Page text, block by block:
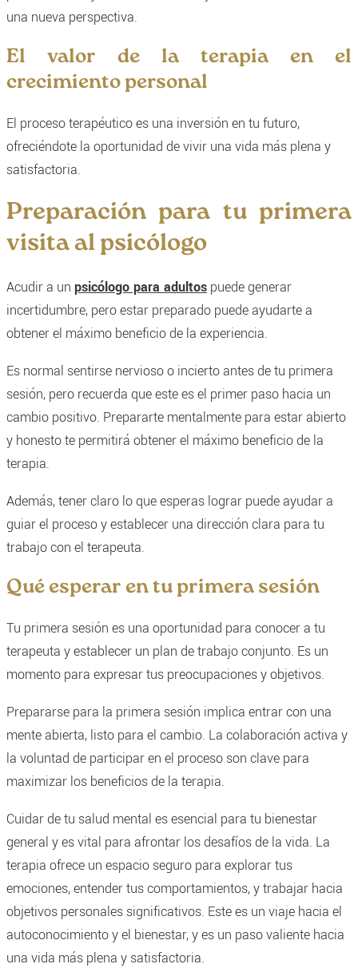
una nueva perspectiva.
El valor de la terapia en el
crecimiento personal
El proceso terapéutico es una inversión en tu futuro,
ofreciéndote la oportunidad de vivir una vida más plena y
satisfactoria.
Preparación para tu primera
visita al psicólogo
Acudir a un psicólogo para adultos puede generar
incertidumbre, pero estar preparado puede ayudarte a
obtener el máximo beneficio de la experiencia.
Es normal sentirse nervioso o incierto antes de tu primera
sesión, pero recuerda que este es el primer paso hacia un
cambio positivo. Prepararte mentalmente para estar abierto
y honesto te permitirá obtener el máximo beneficio de la
terapia.
Además, tener claro lo que esperas lograr puede ayudar a
guiar el proceso y establecer una dirección clara para tu
trabajo con el terapeuta.
Qué esperar en tu primera sesión
Tu primera sesión es una oportunidad para conocer a tu
terapeuta y establecer un plan de trabajo conjunto. Es un
momento para expresar tus preocupaciones y objetivos.
Prepararse para la primera sesión implica entrar con una
mente abierta, listo para el cambio. La colaboración activa y
la voluntad de participar en el proceso son clave para
maximizar los beneficios de la terapia.
Cuidar de tu salud mental es esencial para tu bienestar
general y es vital para afrontar los desafíos de la vida. La
terapia ofrece un espacio seguro para explorar tus
emociones, entender tus comportamientos, y trabajar hacia
objetivos personales significativos. Este es un viaje hacia el
autoconocimiento y el bienestar, y es un paso valiente hacia
una vida más plena y satisfactoria.